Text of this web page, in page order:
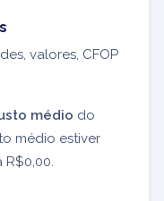
valores, CFOP
médio do
médio estiver